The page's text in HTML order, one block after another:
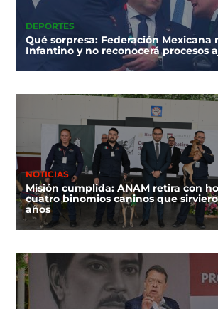
DEPORTES
Qué sorpresa: Federación Mexicana
Infantino y no reconocerá procesos
NOTICIAS
Misión cumplida: ANAM retira con
cuatro binomios caninos que
años